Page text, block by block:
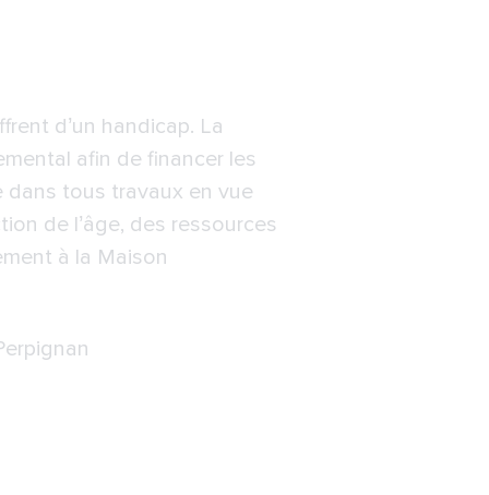
d’un handicap. La
afin de financer les
dans tous travaux en vue
de l’âge, des ressources
à la Maison